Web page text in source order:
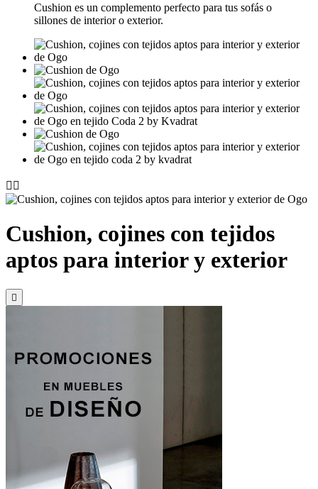
Cushion es un complemento perfecto para tus sofás o
sillones de interior o exterior.
 
Cushion, cojines con tejidos
aptos para interior y exterior
